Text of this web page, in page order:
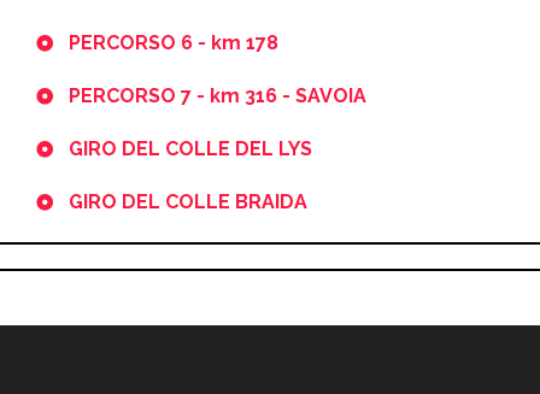
PERCORSO 6 - km 178
PERCORSO 7 - km 316 - SAVOIA
GIRO DEL COLLE DEL LYS
GIRO DEL COLLE BRAIDA